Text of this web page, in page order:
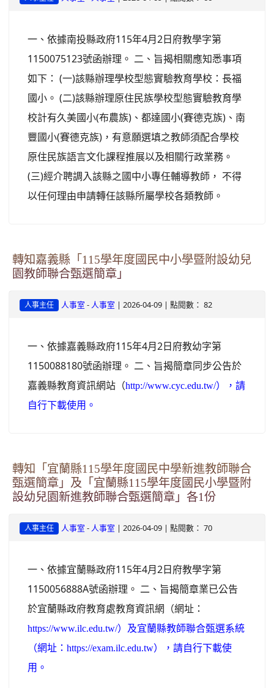
一、依據南投縣政府115年4月2日府教學字第
1150075123號函辦理。 二、旨揭相關應知悉事項
如下： (一)該縣辦理學校型態實驗教育學校：長福
國小。 (二)該縣辦理原住民族學校型態實驗教育學
校計有久美國小(布農族)、都達國小(賽德克族)、南
豐國小(賽德克族)，有意願選填之教師須配合學校
原住民族語言文化課程推展以及相關行政業務。
(三)經介聘調入該縣之國中小專任輔導教師， 不得
以任何理由申請轉任該縣所屬學校各類教師。
轉知嘉義縣「115學年度國民中小學暨附設幼兒
園教師聯合甄選簡章」
人事主任 人事室 - 人事室 | 2026-04-09 | 點閱數： 82
一、依據嘉義縣政府115年4月2日府教幼字第
1150088180號函辦理。 二、旨揭簡章同步公告於
嘉義縣教育資訊網站（http://www.cyc.edu.tw/），請
自行下載使用。
轉知「宜蘭縣115學年度國民中學新進教師聯合
甄選簡章」及「宜蘭縣115學年度國民小學暨附
設幼兒園新進教師聯合甄選簡章」各1份
人事主任 人事室 - 人事室 | 2026-04-09 | 點閱數： 70
一、依據宜蘭縣政府115年4月2日府教學字第
1150056888A號函辦理。 二、旨揭簡章業已公告
於宜蘭縣政府教育處教育資訊網（網址：
https://www.ilc.edu.tw/）及宜蘭縣教師聯合甄選系統
（網址：https://exam.ilc.edu.tw），請自行下載使
用。